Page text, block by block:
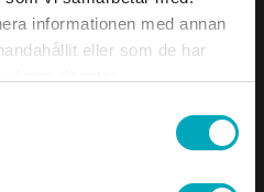
informationen med annan
eller som de har